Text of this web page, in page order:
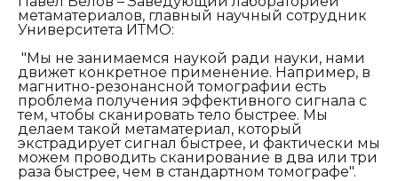
метаматериалов, главный научный сотрудник
Университета ИТМО:
"Мы не занимаемся наукой ради науки, нами
движет конкретное применение. Например, в
магнитно-резонансной томографии есть
проблема получения эффективного сигнала с
тем, чтобы сканировать тело быстрее. Мы
делаем такой метаматериал, который
экстрадирует сигнал быстрее, и фактически мы
можем проводить сканирование в два или три
раза быстрее, чем в стандартном томографе".